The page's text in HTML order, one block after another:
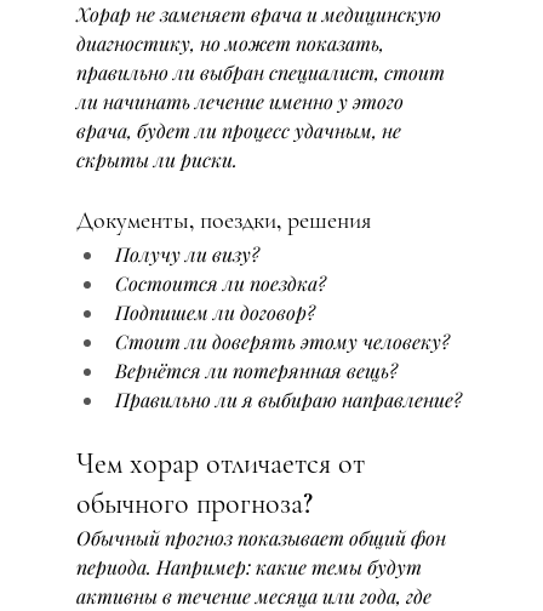
Хорар не заменяет врача и медицинскую
диагностику, но может показать,
правильно ли выбран специалист, стоит
ли начинать лечение именно у этого
врача, будет ли процесс удачным, не
скрыты ли риски.
Документы, поездки, решения
Получу ли визу?
Состоится ли поездка?
Подпишем ли договор?
Стоит ли доверять этому человеку?
Вернётся ли потерянная вещь?
Правильно ли я выбираю направление?
Чем хорар отличается от
обычного прогноза?
Обычный прогноз показывает общий фон
периода. Например: какие темы будут
активны в течение месяца или года, где